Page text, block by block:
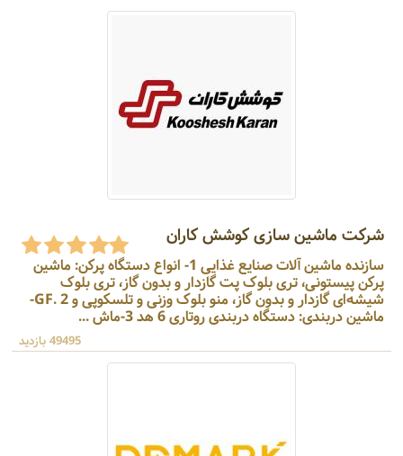
شرکت ماشین سازی کوشش کاران
سازنده ماشین آلات صنایع غذایی 1- انواع دستگاه پرکن: ماشین
پرکن پیستونی، تری بلوک پت گازدار و بدون گاز، تری بلوک
شیشه‌ای گازدار و بدون گاز، منو بلوک وزنی و تلسکوپی و GF. 2-
ماشین دربندی: دستگاه دربندی روتاری 6 هد 3-ماش ...
49495 بازدید